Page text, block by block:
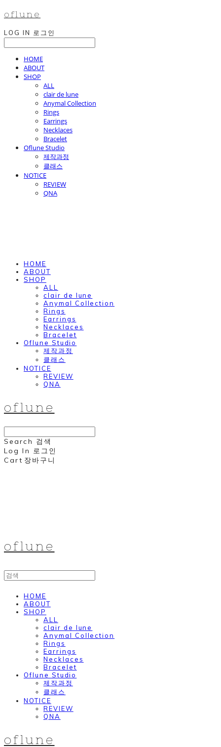
oflune
LOG IN 로그인
HOME
ABOUT
SHOP
ALL
clair de lune
Anymal Collection
Rings
Earrings
Necklaces
Bracelet
Oflune Studio
제작과정
클래스
NOTICE
REVIEW
QNA
HOME
ABOUT
SHOP
ALL
clair de lune
Anymal Collection
Rings
Earrings
Necklaces
Bracelet
Oflune Studio
제작과정
클래스
NOTICE
REVIEW
QNA
oflune
Search 검색
Log In 로그인
Cart 장바구니
oflune
HOME
ABOUT
SHOP
ALL
clair de lune
Anymal Collection
Rings
Earrings
Necklaces
Bracelet
Oflune Studio
제작과정
클래스
NOTICE
REVIEW
QNA
oflune